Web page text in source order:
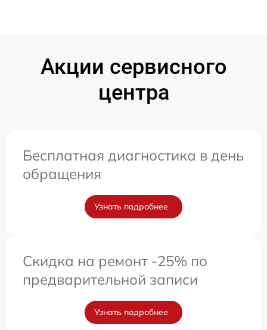
Акции сервисного
центра
Бесплатная диагностика в день
обращения
Узнать подробнее
Скидка на ремонт -25% по
предварительной записи
Узнать подробнее